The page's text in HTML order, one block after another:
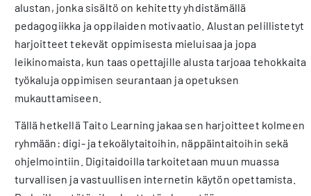
alustan, jonka sisältö on kehitetty yhdistämällä
pedagogiikka ja oppilaiden motivaatio. Alustan pelillistetyt
harjoitteet tekevät oppimisesta mieluisaa ja jopa
leikinomaista, kun taas opettajille alusta tarjoaa tehokkaita
työkaluja oppimisen seurantaan ja opetuksen
mukauttamiseen.
Tällä hetkellä Taito Learning jakaa sen harjoitteet kolmeen
ryhmään: digi- ja tekoälytaitoihin, näppäintaitoihin sekä
ohjelmointiin. Digitaidoilla tarkoitetaan muun muassa
turvallisen ja vastuullisen internetin käytön opettamista.